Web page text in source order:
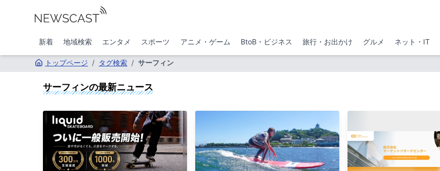
新着 地域検索 エンタメ スポーツ アニメ・ゲーム BtoB・ビジネス 旅行・お出かけ グルメ ネット・IT
トップページ / タグ検索 / サーフィン
サーフィンの最新ニュース